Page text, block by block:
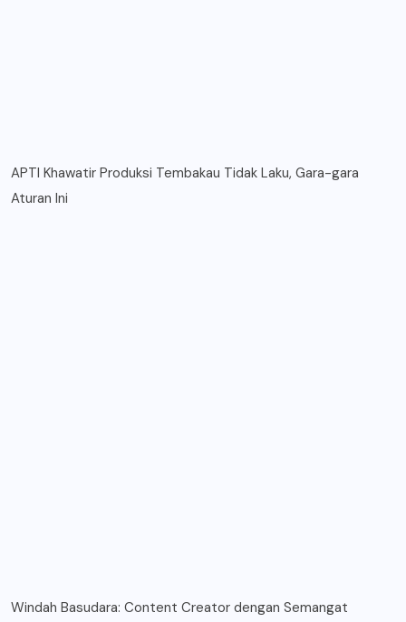
APTI Khawatir Produksi Tembakau Tidak Laku, Gara-gara
Aturan Ini
Windah Basudara: Content Creator dengan Semangat